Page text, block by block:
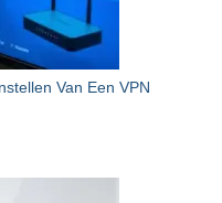
Van Een VPN